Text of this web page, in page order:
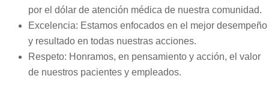
por el dólar de atención médica de nuestra comunidad.
Excelencia: Estamos enfocados en el mejor desempeño
y resultado en todas nuestras acciones.
Respeto: Honramos, en pensamiento y acción, el valor
de nuestros pacientes y empleados.